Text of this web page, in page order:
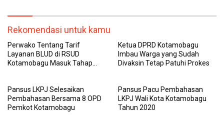
Rekomendasi untuk kamu
Perwako Tentang Tarif
Layanan BLUD di RSUD
Kotamobagu Masuk Tahap
Ketua DPRD Kotamobagu
Imbau Warga yang Sudah
Divaksin Tetap Patuhi Prokes
Pansus LKPJ Selesaikan
Pembahasan Bersama 8 OPD
Pemkot Kotamobagu
Pansus Pacu Pembahasan
LKPJ Wali Kota Kotamobagu
Tahun 2020